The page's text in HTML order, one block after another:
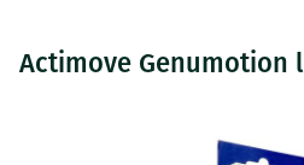
Actimove Genumotion l